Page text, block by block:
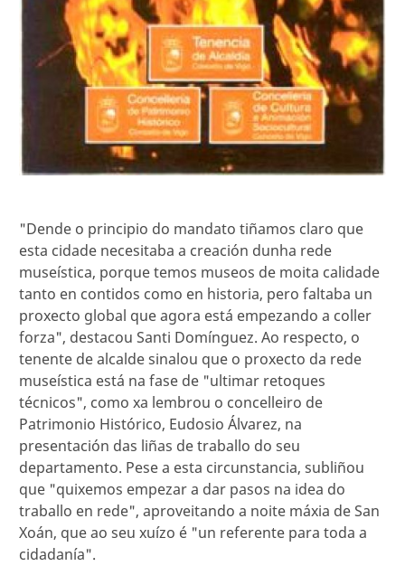
"Dende o principio do mandato tiñamos claro que
esta cidade necesitaba a creación dunha rede
museística, porque temos museos de moita calidade
tanto en contidos como en historia, pero faltaba un
proxecto global que agora está empezando a coller
forza", destacou Santi Domínguez. Ao respecto, o
tenente de alcalde sinalou que o proxecto da rede
museística está na fase de "ultimar retoques
técnicos", como xa lembrou o concelleiro de
Patrimonio Histórico, Eudosio Álvarez, na
presentación das liñas de traballo do seu
departamento. Pese a esta circunstancia, subliñou
que "quixemos empezar a dar pasos na idea do
traballo en rede", aproveitando a noite máxia de San
Xoán, que ao seu xuízo é "un referente para toda a
cidadanía".